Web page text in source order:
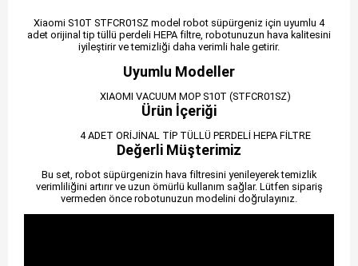
Xiaomi S10T STFCR01SZ model robot süpürgeniz için uyumlu 4
adet orijinal tip tüllü perdeli HEPA filtre, robotunuzun hava kalitesini
iyileştirir ve temizliği daha verimli hale getirir.
Uyumlu Modeller
XIAOMI VACUUM MOP S10T (STFCR01SZ)
Ürün İçeriği
4 ADET ORİJİNAL TİP TÜLLÜ PERDELİ HEPA FİLTRE
Değerli Müşterimiz
Bu set, robot süpürgenizin hava filtresini yenileyerek temizlik
verimliliğini artırır ve uzun ömürlü kullanım sağlar. Lütfen sipariş
vermeden önce robotunuzun modelini doğrulayınız.